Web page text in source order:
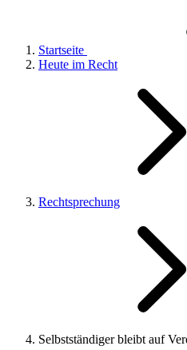
Startseite
Heute im Recht
Rechtsprechung
Selbstständiger bleibt auf